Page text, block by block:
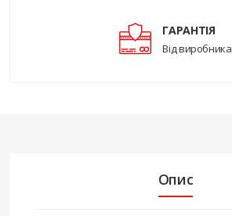
ГАРАНТІЯ
Від виробника
Опис